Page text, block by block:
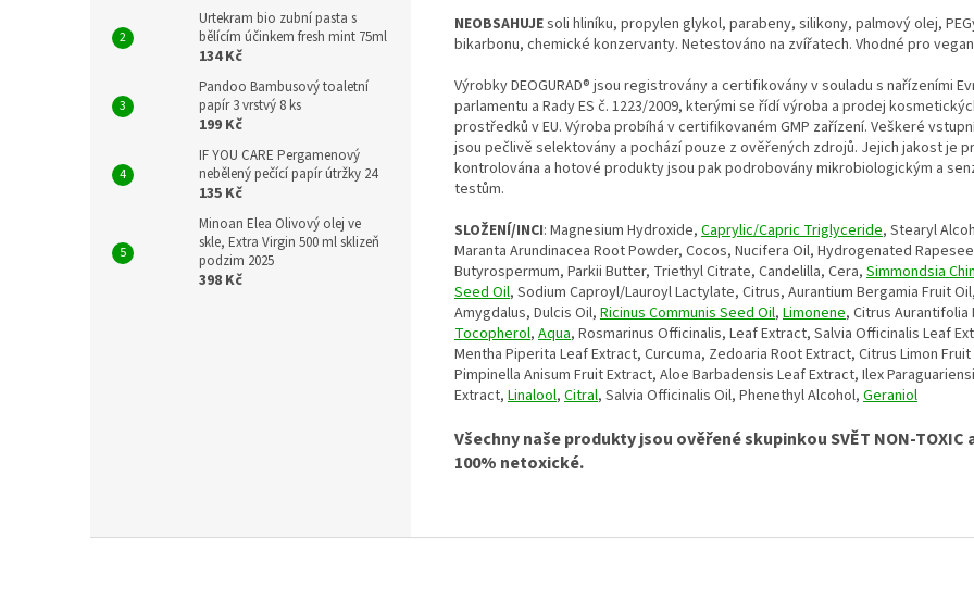
Urtekram bio zubní pasta s
bělícím účinkem fresh mint 75ml
134 Kč
Pandoo Bambusový toaletní
papír 3 vrstvý 8 ks
199 Kč
IF YOU CARE Pergamenový
nebělený pečící papír útržky 24
135 Kč
Minoan Elea Olivový olej ve
skle, Extra Virgin 500 ml sklizeň
podzim 2025
398 Kč
NEOBSAHUJEsoli hliníku, propylen glykol, parabeny, silikony, palmový olej,
bikarbonu, chemické konzervanty. Netestováno na zvířatech. Vhodné pro
Výrobky DEOGURAD® jsou registrovány a certifikovány v souladu s nařízeními
parlamentu a Rady ES č. 1223/2009, kterými se řídí výroba a prodej
prostředků v EU. Výroba probíhá v certifikovaném GMP zařízení. Veškeré
jsou pečlivě selektovány a pochází pouze z ověřených zdrojů. Jejich jakost je
kontrolována a hotové produkty jsou pak podrobovány mikrobiologickým a
testům.
SLOŽENÍ/INCI: Magnesium Hydroxide, Caprylic/Capric Triglyceride, Stearyl
Maranta Arundinacea Root Powder, Cocos, Nucifera Oil, Hydrogenated
Butyrospermum, Parkii Butter, Triethyl Citrate, Candelilla, Cera, Simmondsia
Seed Oil, Sodium Caproyl/Lauroyl Lactylate, Citrus, Aurantium Bergamia Fruit
Amygdalus, Dulcis Oil, Ricinus Communis Seed Oil, Limonene, Citrus Aurantifolia
Tocopherol, Aqua, Rosmarinus Officinalis, Leaf Extract, Salvia Officinalis Leaf
Mentha Piperita Leaf Extract, Curcuma, Zedoaria Root Extract, Citrus Limon
Pimpinella Anisum Fruit Extract, Aloe Barbadensis Leaf Extract, Ilex
Extract, Linalool, Citral, Salvia Officinalis Oil, Phenethyl Alcohol, Geraniol
Všechny naše produkty jsou ověřené skupinkou SVĚT NON-TOXIC
100% netoxické.